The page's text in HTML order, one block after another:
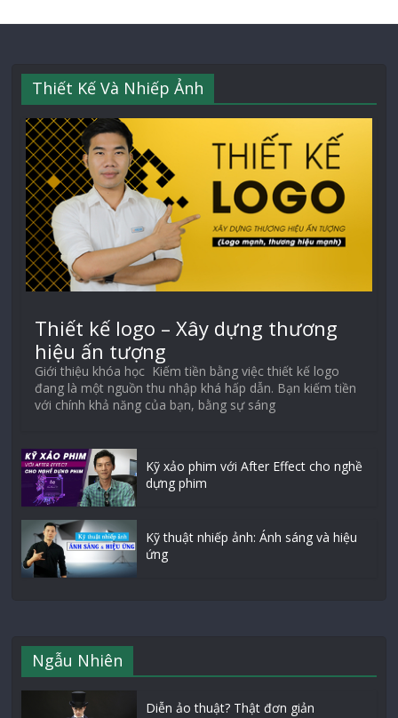
Thiết Kế Và Nhiếp Ảnh
Thiết kế logo – Xây dựng thương
hiệu ấn tượng
Giới thiệu khóa học Kiếm tiền bằng việc thiết kế logo
đang là một nguồn thu nhập khá hấp dẫn. Bạn kiếm tiền
với chính khả năng của bạn, bằng sự sáng
Kỹ xảo phim với After Effect cho nghề
dựng phim
Kỹ thuật nhiếp ảnh: Ánh sáng và hiệu
ứng
Ngẫu Nhiên
Diễn ảo thuật? Thật đơn giản